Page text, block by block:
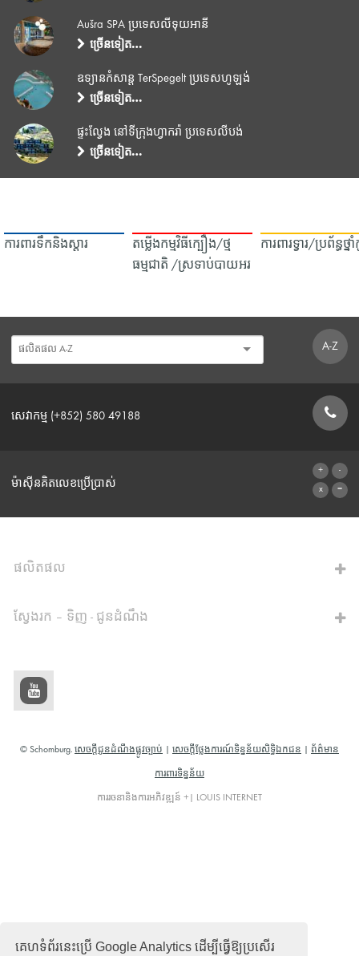
គេហទំព័រនេះប្រើ Google Analytics ដើម្បីធ្វើឱ្យប្រសើរ
Aušra SPA ប្រទេសលីទុយអានី
ច្រើនទៀត…
ឧទ្យានកំសាន្ត TerSpegelt ប្រទេសហូឡង់
ច្រើនទៀត…
ផ្ទះល្វែង នៅទីក្រុងហ្វាករ៉ា ប្រទេសលីបង់
ច្រើនទៀត…
ការពារទឹក​និង​ស្ដារ
តម្លើងកម្មវិធីក្បឿង/ថ្ម
ធម្មជាតិ /ស្រទាប់បាយអរ
ការពារទ្វារ/ប្រព័ន្ធថ្ន
A-Z
សេវាកម្ម (+852) 580 49188
ម៉ាស៊ីនគិតលេខប្រើប្រាស់
ផលិតផល
ស្វែងរក – ទិញ - ជូនដំណឹង
© Schomburg. សេចក្តីជូនដំណឹងផ្លូវច្បាប់ សេចក្តីថ្លែងការណ៍ទិន្នន័យសិទ្ធិឯកជន ព័ត៌មាន
ការពារទិន្នន័យ
ការរចនានិងការអភិវឌ្ឍន៍ +| LOUIS INTERNET